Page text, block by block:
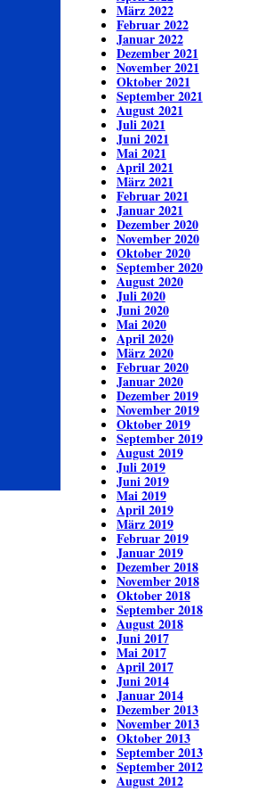
März 2022
Februar 2022
Januar 2022
Dezember 2021
November 2021
Oktober 2021
September 2021
August 2021
Juli 2021
Juni 2021
Mai 2021
April 2021
März 2021
Februar 2021
Januar 2021
Dezember 2020
November 2020
Oktober 2020
September 2020
August 2020
Juli 2020
Juni 2020
Mai 2020
April 2020
März 2020
Februar 2020
Januar 2020
Dezember 2019
November 2019
Oktober 2019
September 2019
August 2019
Juli 2019
Juni 2019
Mai 2019
April 2019
März 2019
Februar 2019
Januar 2019
Dezember 2018
November 2018
Oktober 2018
September 2018
August 2018
Juni 2017
Mai 2017
April 2017
Juni 2014
Januar 2014
Dezember 2013
November 2013
Oktober 2013
September 2013
September 2012
August 2012